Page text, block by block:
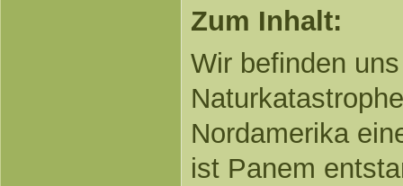
Zum Inhalt:
Wir befinden
Nordamerika
ist Panem